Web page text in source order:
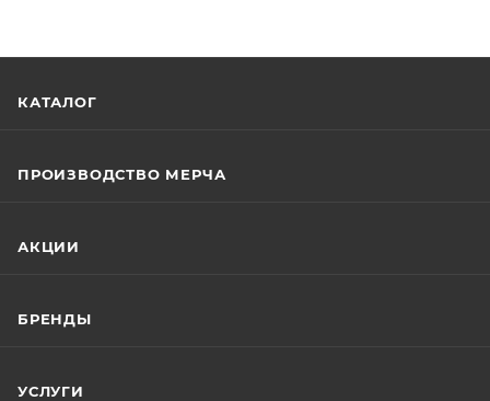
КАТАЛОГ
ПРОИЗВОДСТВО МЕРЧА
АКЦИИ
БРЕНДЫ
УСЛУГИ